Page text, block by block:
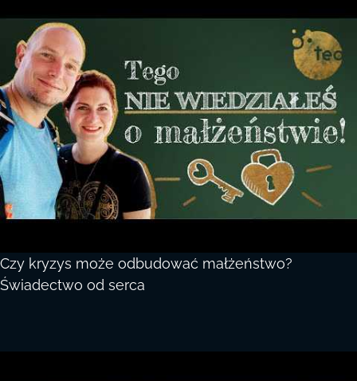
Czy kryzys może odbudować małżeństwo?
Świadectwo od serca